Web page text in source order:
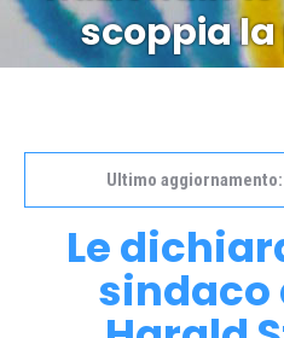
scoppia
Ultimo
Le
sindaco